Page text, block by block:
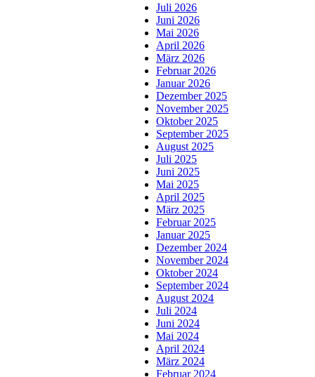
Juli 2026
Juni 2026
Mai 2026
April 2026
März 2026
Februar 2026
Januar 2026
Dezember 2025
November 2025
Oktober 2025
September 2025
August 2025
Juli 2025
Juni 2025
Mai 2025
April 2025
März 2025
Februar 2025
Januar 2025
Dezember 2024
November 2024
Oktober 2024
September 2024
August 2024
Juli 2024
Juni 2024
Mai 2024
April 2024
März 2024
Februar 2024